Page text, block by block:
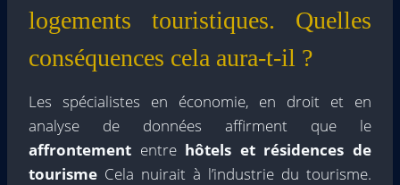
logements touristiques. Quelles
conséquences cela aura-t-il ?
Les spécialistes en économie, en droit et en
analyse de données affirment que le
affrontement entre hôtels et résidences de
tourisme Cela nuirait à l’industrie du tourisme.